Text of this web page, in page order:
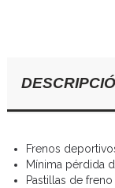
Frenos
Mínima pérdida
Pastillas de